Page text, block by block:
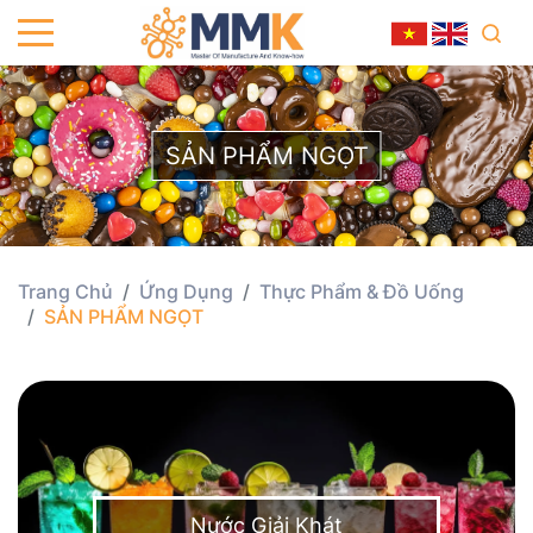
SẢN PHẨM NGỌT
Trang Chủ Ứng Dụng
Thực Phẩm & Đồ Uống
SẢN PHẨM NGỌT
Nước Giải Khát